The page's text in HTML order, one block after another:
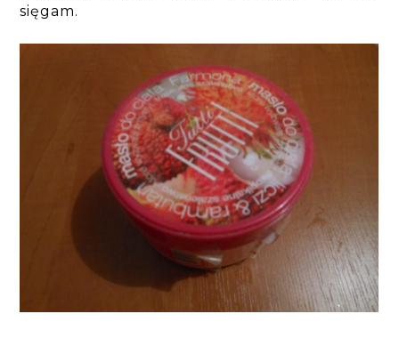
sięgam.